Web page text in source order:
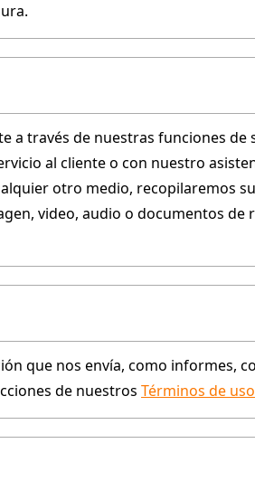
a través de nuestras funciones de
al cliente o con nuestro
otro medio, recopilaremos
video, audio o documentos de
que nos envía, como informes,
de nuestros Términos de uso